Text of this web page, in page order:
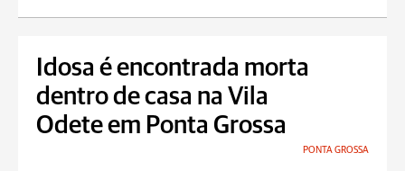
Idosa é encontrada morta
dentro de casa na Vila
Odete em Ponta Grossa
PONTA GROSSA